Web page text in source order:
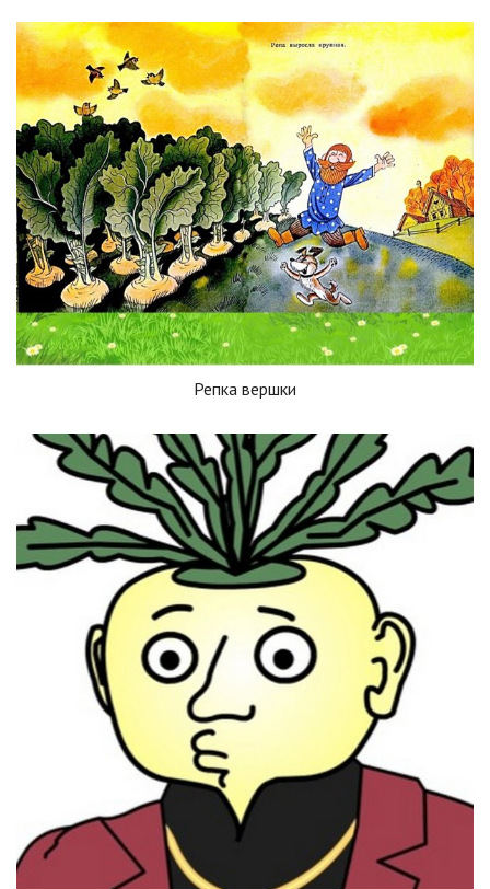
Репка вершки